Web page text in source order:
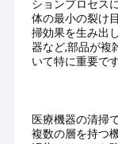
ションプロセス
体の最小の裂け
掃効果を生み出
器など,部品が複
いて特に重要で
医療機器の清掃
複数の層を持つ